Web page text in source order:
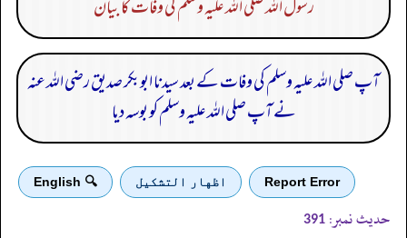
رسول اللہ صلی اللہ علیہ وسلم کی وفات کا بیان
آپ صلی اللہ علیہ وسلم کی وفات کے بعد سیدنا ابوبکر صدیق رضی اللہ عنہ
نے آپ صلی اللہ علیہ وسلم کو بوسہ دیا
Report Error اظهار التشكيل 🔍 English
حدیث نمبر: 391